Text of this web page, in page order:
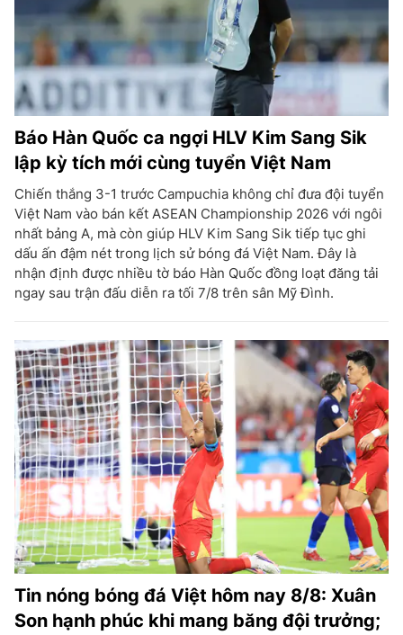
Báo Hàn Quốc ca ngợi HLV Kim Sang Sik
lập kỳ tích mới cùng tuyển Việt Nam
Chiến thắng 3-1 trước Campuchia không chỉ đưa đội tuyển
Việt Nam vào bán kết ASEAN Championship 2026 với ngôi
nhất bảng A, mà còn giúp HLV Kim Sang Sik tiếp tục ghi
dấu ấn đậm nét trong lịch sử bóng đá Việt Nam. Đây là
nhận định được nhiều tờ báo Hàn Quốc đồng loạt đăng tải
ngay sau trận đấu diễn ra tối 7/8 trên sân Mỹ Đình.
Tin nóng bóng đá Việt hôm nay 8/8: Xuân
Son hạnh phúc khi mang băng đội trưởng;